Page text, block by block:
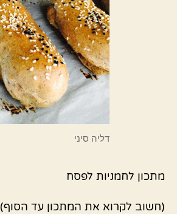
דליה סיני
מתכון לחמניות לפסח
(חשוב לקרוא את המתכון עד הסוף)